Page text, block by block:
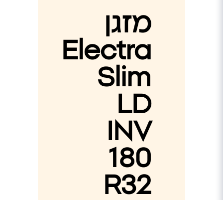
מזגן
Electra
Slim
LD
INV
180
R32